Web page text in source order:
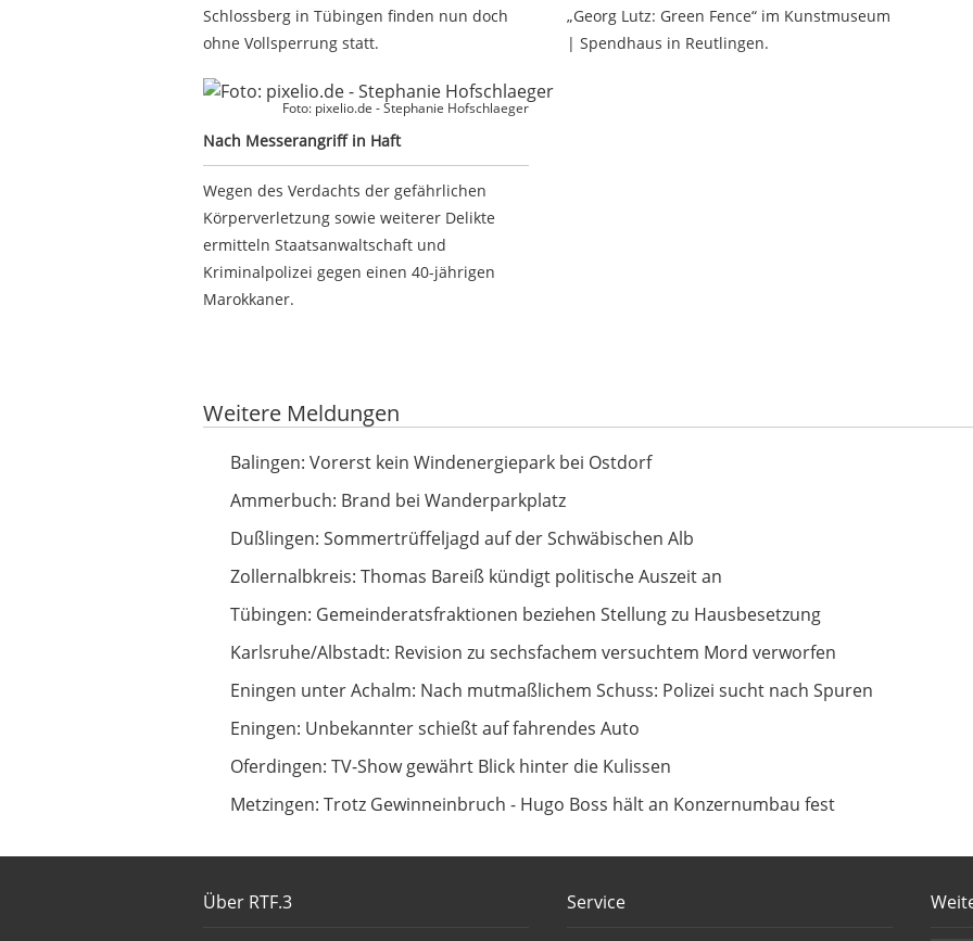
Schlossberg in Tübingen finden nun doch
ohne Vollsperrung statt.
„Georg Lutz: Green Fence“ im Kunstmuseum
| Spendhaus in Reutlingen.
Nach Messerangriff in Haft
Foto: pixelio.de - Stephanie Hofschlaeger
Nach Messerangriff in Haft
Wegen des Verdachts der gefährlichen
Körperverletzung sowie weiterer Delikte
ermitteln Staatsanwaltschaft und
Kriminalpolizei gegen einen 40-jährigen
Marokkaner.
Weitere Meldungen
Vorerst kein Windenergiepark bei Ostdorf
Balingen: Vorerst kein Windenergiepark bei Ostdorf
Brand bei Wanderparkplatz
Ammerbuch: Brand bei Wanderparkplatz
Sommertrüffeljagd auf der Schwäbischen Alb
Dußlingen: Sommertrüffeljagd auf der Schwäbischen Alb
Thomas Bareiß kündigt politische Auszeit an
Zollernalbkreis: Thomas Bareiß kündigt politische Auszeit an
Gemeinderatsfraktionen beziehen Stellung zu Hausbesetzung
Tübingen: Gemeinderatsfraktionen beziehen Stellung zu Hausbesetzung
Revision zu sechsfachem versuchtem Mord verworfen
Karlsruhe/Albstadt: Revision zu sechsfachem versuchtem Mord verworfen
Nach mutmaßlichem Schuss: Polizei sucht nach Spuren
Eningen unter Achalm: Nach mutmaßlichem Schuss: Polizei sucht nach Spuren
Unbekannter schießt auf fahrendes Auto
Eningen: Unbekannter schießt auf fahrendes Auto
TV-Show gewährt Blick hinter die Kulissen
Oferdingen: TV-Show gewährt Blick hinter die Kulissen
Trotz Gewinneinbruch - Hugo Boss hält an Konzernumbau fest
Metzingen: Trotz Gewinneinbruch - Hugo Boss hält an Konzernumbau fest
About BWeins
Über RTF.3 Service